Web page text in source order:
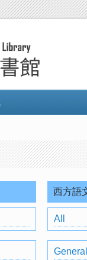
西方語
All